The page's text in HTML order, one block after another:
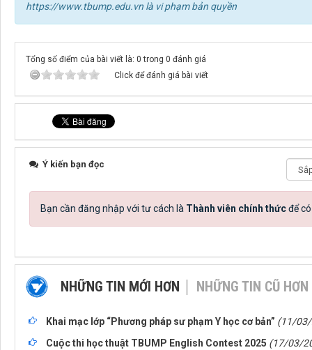
https://www.tbump.edu.vn là vi phạm bản quyền
Tổng số điểm của bài viết là: 0 trong 0 đánh giá
Click để đánh giá bài viết
Ý kiến bạn đọc
Bạn cần đăng nhập với tư cách là Thành viên chính thứcđể
NHỮNG TIN MỚI HƠN NHỮNG TIN CŨ HƠN
Khai mạc lớp “Phương pháp sư phạm Y học cơ bản” (11/
Cuộc thi học thuật TBUMP English Contest 2025 (17/03/